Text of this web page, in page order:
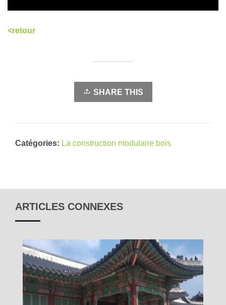
<retour
SHARE THIS
Catégories: La construction modulaire bois
ARTICLES CONNEXES